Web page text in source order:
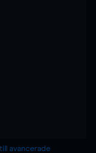
avancerade